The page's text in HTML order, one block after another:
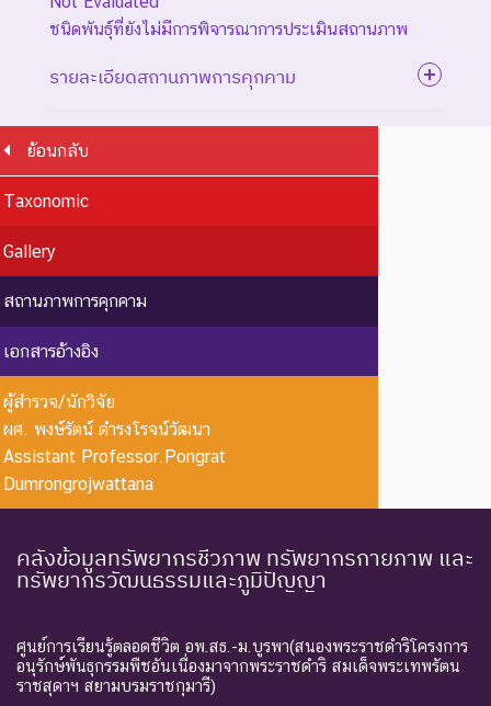
ชนิดพันธุ์ที่ยังไม่มีการพิจารณาการประเมินสถานภาพ
รายละเอียดสถานภาพการคุกคาม
ระดับความรุนแรง : สูญพันธุ์
EX : Extinct
EW :
Extinct in
the Wild
สูญพันธุ์
ธรรมชาติ
ชนิดพันธุ์ที่ไม่มีรายงานว่าพบ
ธรรมชาติ
ระดับความรุนแรง : ถูกคุกคาม
CR :
Critically
Endangered
ใกล้สูญ
อย่างยิ่ง
ธรรมชาติในขณะนี้
Endangered พันธุ์
ชนิดพันธุ์ที่กำลังอยู่ในภาวะ
อันตรายที่ใกล้จะสูญพันธุ์ไป
แหล่งที่มีการกระจายพันธุ์อยู่
ถ้าปัจจัยต่าง ๆ ที่เป็นสาเหตุ
ย้อนกลับ
Taxonomic
Gallery
สถานภาพการคุกคาม
เอกสารอ้างอิง
ผู้สำรวจ/นักวิจัย
ผศ. พงษ์รัตน์ ดำรงโรจน์วัฒนา
Assistant Professor.Pongrat
Dumrongrojwattana
คลังข้อมูลทรัพยากรชีวภาพ ทรัพยากรกายภาพ และ
ทรัพยากรวัฒนธรรมและภูมิปัญญา
ศูนย์การเรียนรู้ตลอดชีวิต อพ.สธ.-ม.บูรพา(สนองพระราชดำริโครงการ
อนุรักษ์พันธุกรรมพืชอันเนื่องมาจากพระราชดำริ สมเด็จพระเทพรัตน
ราชสุดาฯ สยามบรมราชกุมารี)